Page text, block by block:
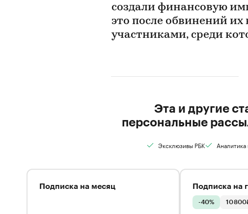
создали финансовую
это после обвинений их
участниками, среди
Эта и другие
персональные
Эксклюзивы РБК
Подписка на месяц Подписка на
-40% 10